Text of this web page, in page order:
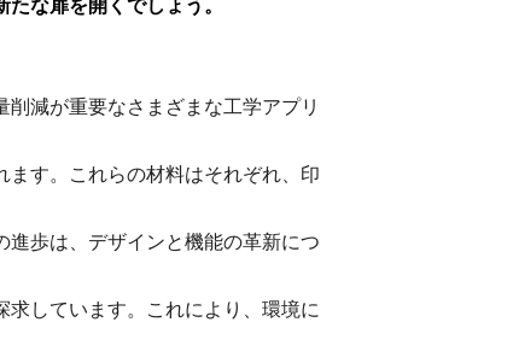
な扉を開くでしょう。
減が重要なさまざまな工学アプリ
す。これらの材料はそれぞれ、印
歩は、デザインと機能の革新につ
しています。これにより、環境に